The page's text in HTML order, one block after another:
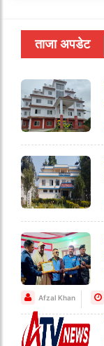
ताजा अपडेट
Afzal Khan